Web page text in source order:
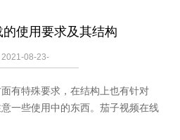
使用要求及其结构
2021-08-23-
特殊要求，在结构上也有针对
意一些使用中的东西。茄子视频在线